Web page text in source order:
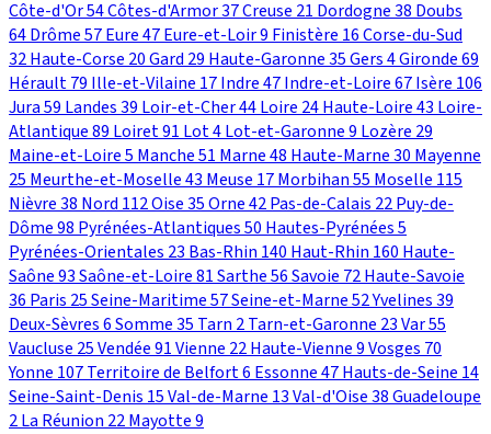
Côte-d'Or54Côtes-d'Armor37Creuse 21 Dordogne38 Doubs
64Drôme57Eure47Eure-et-Loir9 Finistère 16Corse-du-Sud
32Haute-Corse 20Gard 29 Haute-Garonne35Gers4Gironde69
Hérault79 Ille-et-Vilaine 17Indre47Indre-et-Loire67Isère 106
Jura59 Landes39 Loir-et-Cher44Loire 24Haute-Loire43 Loire-
Atlantique89 Loiret91 Lot4Lot-et-Garonne9 Lozère 29
Maine-et-Loire5 Manche51 Marne48 Haute-Marne30 Mayenne
25 Meurthe-et-Moselle43 Meuse 17Morbihan55 Moselle 115
Nièvre38 Nord 112Oise35Orne42Pas-de-Calais 22Puy-de-
Dôme98 Pyrénées-Atlantiques50 Hautes-Pyrénées5
Pyrénées-Orientales 23 Bas-Rhin 140 Haut-Rhin 160 Haute-
Saône93Saône-et-Loire81Sarthe56Savoie 72Haute-Savoie
36 Paris 25Seine-Maritime57Seine-et-Marne52Yvelines39
Deux-Sèvres6Somme35 Tarn 2Tarn-et-Garonne 23Var55
Vaucluse 25Vendée91Vienne 22Haute-Vienne9Vosges 70
Yonne 107Territoire de Belfort6 Essonne47Hauts-de-Seine 14
Seine-Saint-Denis 15Val-de-Marne 13Val-d'Oise38Guadeloupe
2La Réunion 22Mayotte9